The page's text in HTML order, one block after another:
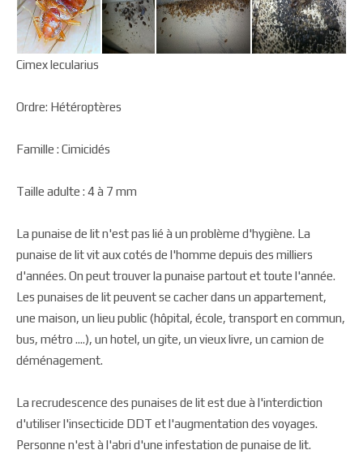
Cimex lecularius
Ordre: Hétéroptères
Famille : Cimicidés
Taille adulte : 4 à 7 mm
La punaise de lit n'est pas lié à un problème d'hygiène. La
punaise de lit vit aux cotés de l'homme depuis des milliers
d'années. On peut trouver la punaise partout et toute l'année.
Les punaises de lit peuvent se cacher dans un appartement,
une maison, un lieu public (hôpital, école, transport en commun,
bus, métro ....), un hotel, un gite, un vieux livre, un camion de
déménagement.
La recrudescence des punaises de lit est due à l'interdiction
d'utiliser l'insecticide DDT et l'augmentation des voyages.
Personne n'est à l'abri d'une infestation de punaise de lit.